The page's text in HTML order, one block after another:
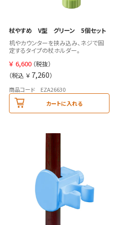
杖やすめ V型 グリーン 5個セット
机やカウンターを挟み込み、ネジで固
定するタイプの杖ホルダー。
￥ 6,600 （税抜）
（税込 ￥ 7,260）
商品コード EZA26630
カートに入れる